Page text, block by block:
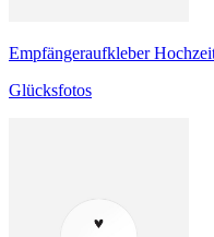
Empfängeraufkleber
Glücksfotos